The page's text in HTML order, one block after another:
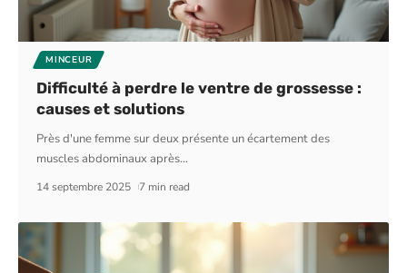
MINCEUR
Difficulté à perdre le ventre de grossesse :
causes et solutions
Près d'une femme sur deux présente un écartement des
muscles abdominaux après…
14 septembre 2025 7 min read